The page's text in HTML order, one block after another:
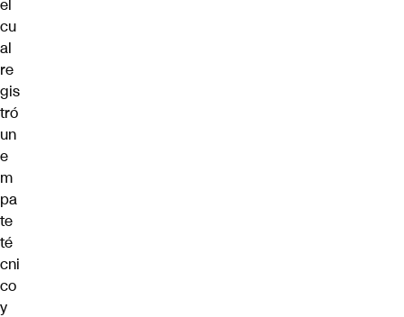
el
cu
al
re
gis
tró
un
e
m
pa
te
té
cni
co
y